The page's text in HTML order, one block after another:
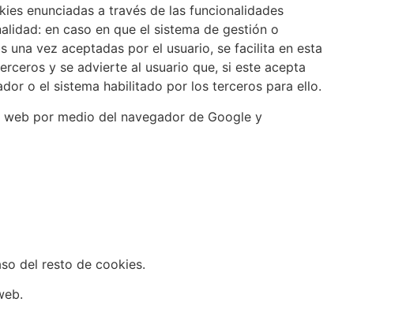
enunciadas a través de las funcionalidades
en caso en que el sistema de gestión o
vez aceptadas por el usuario, se facilita en esta
y se advierte al usuario que, si este acepta
o el sistema habilitado por los terceros para ello.
por medio del navegador de Google y
del resto de cookies.